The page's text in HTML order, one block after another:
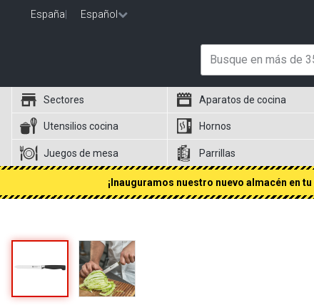
España Español
Sectores Aparatos de cocina
Utensilios cocina Hornos
Juegos de mesa Parrillas
¡Inauguramos nuestro nuevo almacén en